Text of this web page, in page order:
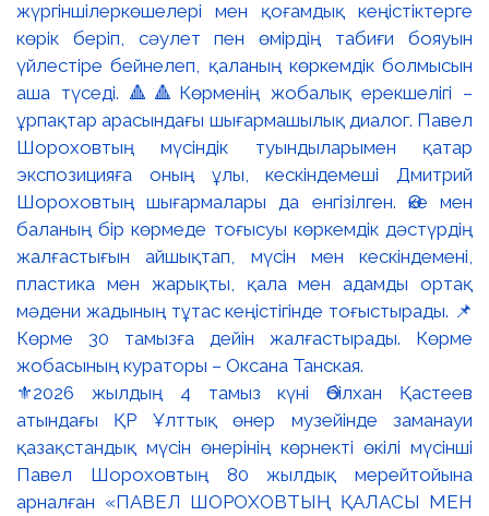
⚜️2026 жылдың 4 тамыз күні Әбілхан Қастеев
атындағы ҚР Ұлттық өнер музейінде заманауи
қазақстандық мүсін өнерінің көрнекті өкілі мүсінші
Павел Шороховтың 80 жылдық мерейтойына
арналған «ПАВЕЛ ШОРОХОВТЫҢ ҚАЛАСЫ МЕН